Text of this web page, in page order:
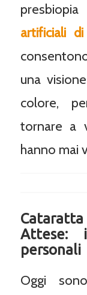
artificiali
una
colore,
tornare a
hanno mai
Attese:
personali
Oggi